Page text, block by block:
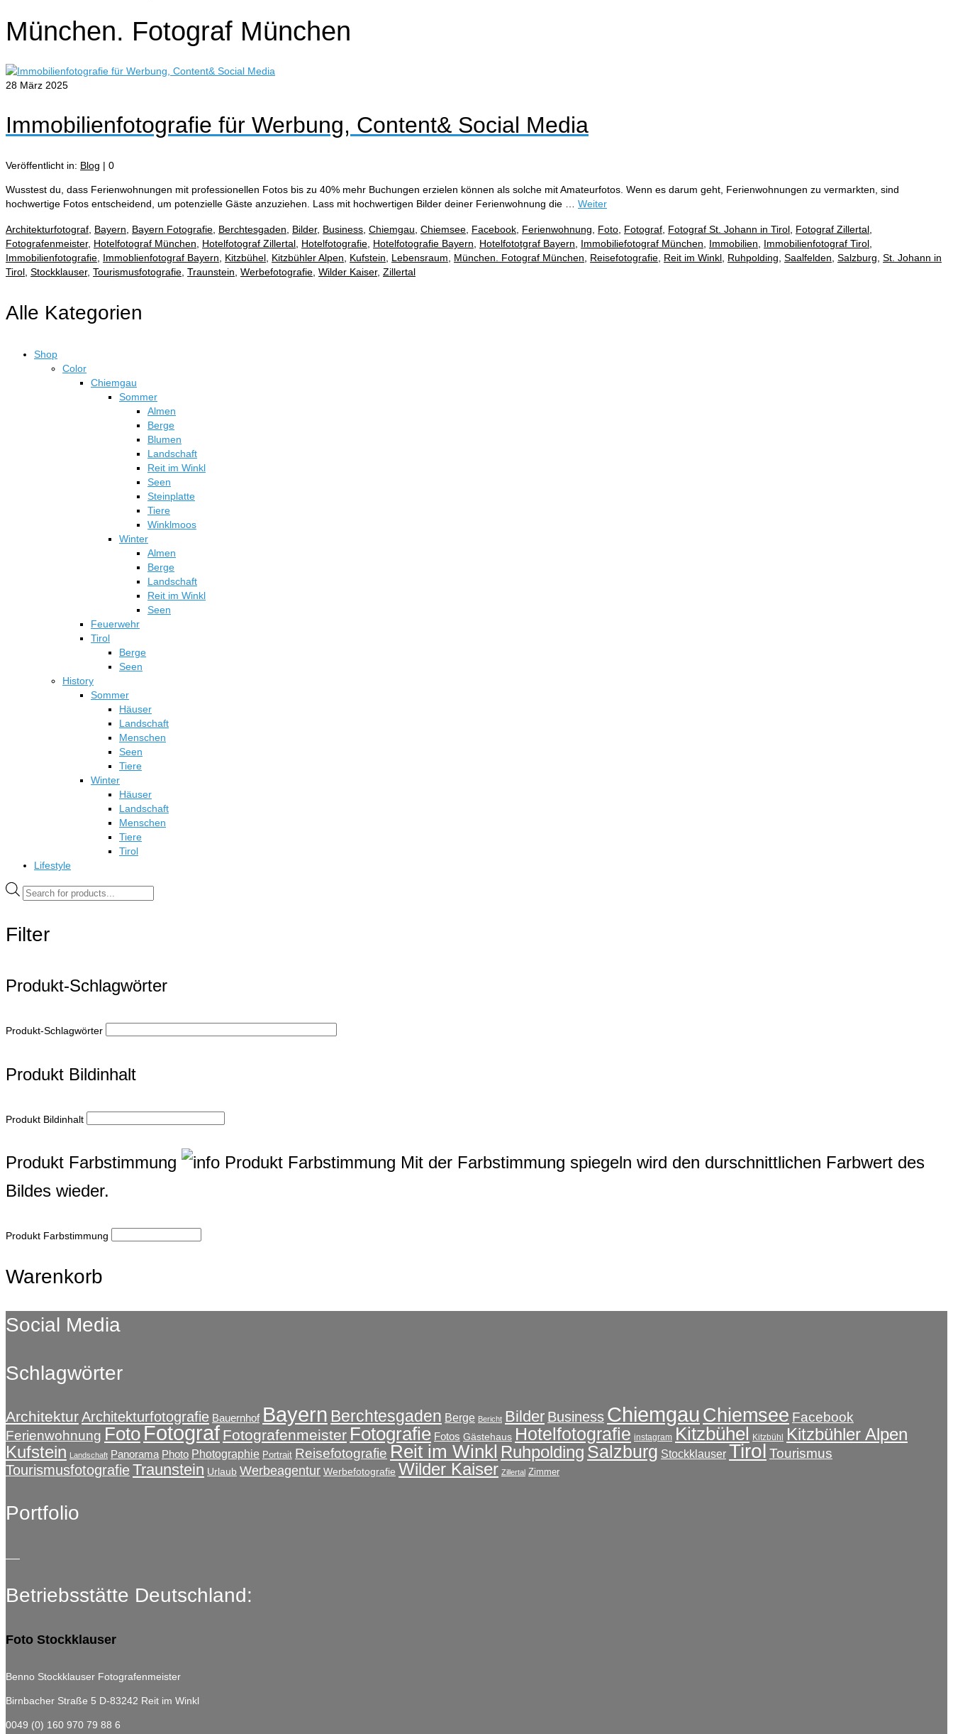
München. Fotograf München
28 März 2025
Immobilienfotografie für Werbung, Content& Social Media
Veröffentlicht in: Blog | 0
Wusstest du, dass Ferienwohnungen mit professionellen Fotos bis zu 40% mehr Buchungen erzielen können als solche mit Amateurfotos. Wenn es darum geht, Ferienwohnungen zu vermarkten, sind
hochwertige Fotos entscheidend, um potenzielle Gäste anzuziehen. Lass mit hochwertigen Bilder deiner Ferienwohnung die … Weiter
Architekturfotograf Bayern Bayern Fotografie Berchtesgaden Bilder, Business Chiemgau Chiemsee Facebook Ferienwohnung Foto Fotograf Fotograf St. Johann in Tirol Fotograf Zillertal
Fotografenmeister, Hotelfotograf München Hotelfotograf Zillertal Hotelfotografie Hotelfotografie Bayern Hotelfototgraf Bayern Immobiliefotograf München Immobilien Immobilienfotograf Tirol
Immobilienfotografie Immoblienfotograf Bayern Kitzbühel Kitzbühler Alpen Kufstein Lebensraum München. Fotograf München Reisefotografie Reit im Winkl Ruhpolding Saalfelden Salzburg St. Johann in
Tirol Stockklauser, Tourismusfotografie Traunstein Werbefotografie Wilder Kaiser, Zillertal
Alle Kategorien
Shop
Color
Chiemgau
Sommer
Almen
Berge
Blumen
Landschaft
Reit im Winkl
Seen
Steinplatte
Tiere
Winklmoos
Winter
Almen
Berge
Landschaft
Reit im Winkl
Seen
Feuerwehr
Tirol
Berge
Seen
History
Sommer
Häuser
Landschaft
Menschen
Seen
Tiere
Winter
Häuser
Landschaft
Menschen
Tiere
Tirol
Lifestyle
Products
search
Filter
Produkt-Schlagwörter
Produkt-Schlagwörter
Produkt Bildinhalt
Produkt Bildinhalt
Produkt Farbstimmung Produkt Farbstimmung Mit der Farbstimmung spiegeln wird den durschnittlichen Farbwert des
Bildes wieder.
Produkt Farbstimmung
Warenkorb
Social Media
Schlagwörter
ArchitekturArchitekturfotografie Bauernhof Bayern Berchtesgaden Berge Bericht Bilder Business Chiemgau Chiemsee Facebook
Ferienwohnung Foto Fotograf Fotografenmeister Fotografie Fotos Gästehaus Hotelfotografie instagram Kitzbühel Kitzbühl Kitzbühler Alpen
Kufstein Landschaft Panorama Photo Photographie Portrait Reisefotografie Reit im Winkl Ruhpolding Salzburg Stockklauser Tirol Tourismus
TourismusfotografieTraunstein Urlaub Werbeagentur Werbefotografie Wilder Kaiser Zillertal Zimmer
Portfolio
Betriebsstätte Deutschland:
Foto Stockklauser
Benno Stockklauser Fotografenmeister
Birnbacher Straße 5 D-83242 Reit im Winkl
0049 (0) 160 970 79 88 6